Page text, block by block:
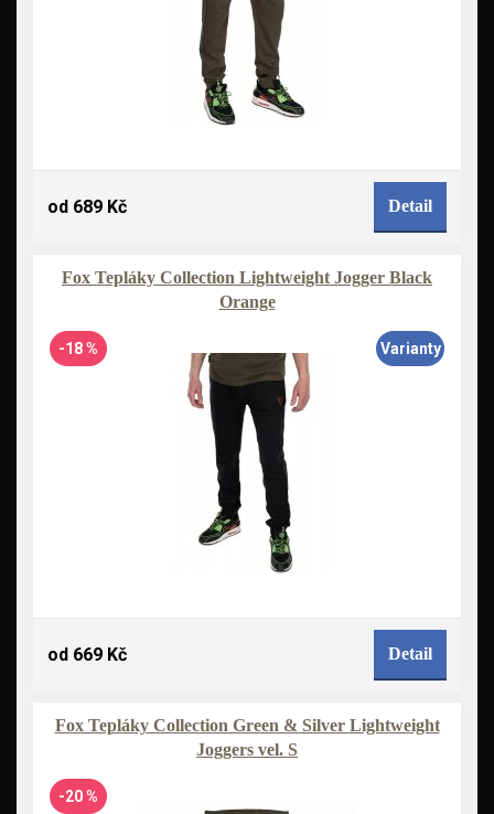
od 689 Kč Detail
Fox Tepláky Collection Lightweight Jogger Black
Orange
-18 % Varianty
od 669 Kč Detail
Fox Tepláky Collection Green & Silver Lightweight
Joggers vel. S
-20 %